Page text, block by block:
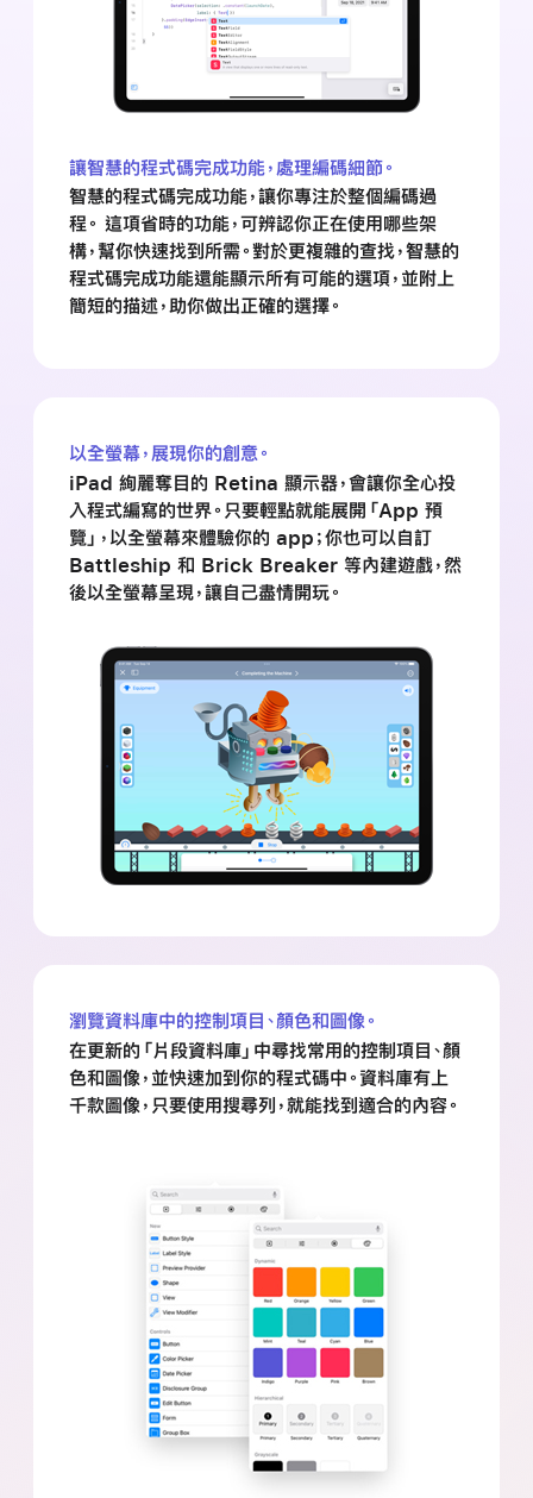
讓智慧的程式碼完成功能，處理編碼細節。
智慧的程式碼完成功能，讓你專注於整個編碼過
程。 這項省時的功能，可辨認你正在使用哪些架
構，幫你快速找到所需。對於更複雜的查找，智慧的
程式碼完成功能還能顯示所有可能的選項，並附上
簡短的描述，助你做出正確的選擇。
以全螢幕，展現你的創意。
iPad 絢麗奪目的 Retina 顯示器，會讓你全心投
入程式編寫的世界。只要輕點就能展開「App 預
覽」，以全螢幕來體驗你的 app；你也可以自訂
Battleship 和 Brick Breaker 等內建遊戲，然
後以全螢幕呈現，讓自己盡情開玩。
瀏覽資料庫中的控制項目、顏色和圖像。
在更新的「片段資料庫」中尋找常用的控制項目、顏
色和圖像，並快速加到你的程式碼中。資料庫有上
千款圖像，只要使用搜尋列，就能找到適合的內容。